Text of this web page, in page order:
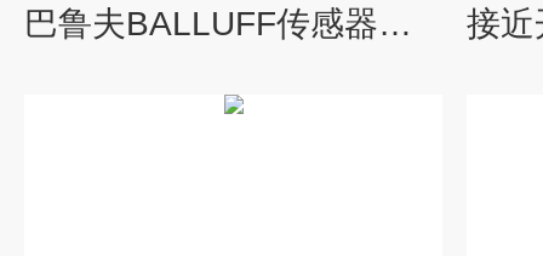
巴鲁夫BALLUFF传感器经销现货库存